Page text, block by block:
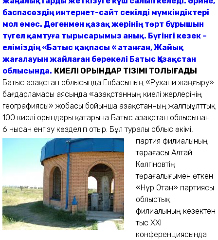
баспасөздің интернет-сайт секілді мүмкіндіктері
мол емес. Дегенмен қазақ жерінің төрт бұрышын
түгел қамтуға тырысарымыз анық. Бүгінгі кезек –
еліміздің «Батыс қақпасы « атанған, Жайық
жағалауын жайлаған берекелі Батыс Қазақстан
облысында. КИЕЛІ ОРЫНДАР ТІЗІМІ ТОЛЫҒАДЫ
Батыс Қазақстан облысында Елбасының «Рухани жаңғыру»
бағдарламасы аясында «Қазақстанның киелі жерлерінің
географиясы» жобасы бойынша Қазақстанның жалпыұлттық
100 киелі орындары қатарына Батыс Қазақстан облысынан
6 нысан енгізу көзделіп отыр. Бұл туралы облыс әкімі,
партия филиалы­ның
төрағасы Алтай
Көлгіновтің
төрағалығымен өткен
«Нұр Отан» партиясы
облыстық
филиалының кезектен
тыс ХХІ
конференциясында